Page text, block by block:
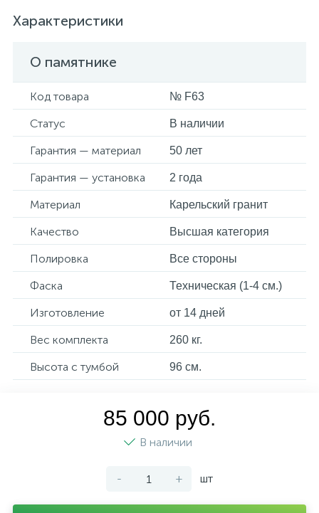
Характеристики
О памятнике
Код товара № F63
Статус В наличии
Гарантия — материал 50 лет
Гарантия — установка 2 года
Материал Карельский гранит
Качество Высшая категория
Полировка Все стороны
Фаска Техническая (1-4 см.)
Изготовление от 14 дней
Вес комплекта 260 кг.
Высота с тумбой 96 см.
85 000 руб.
В наличии
- + шт